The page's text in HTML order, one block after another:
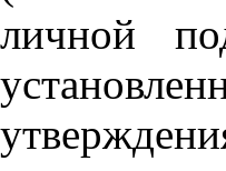
личной